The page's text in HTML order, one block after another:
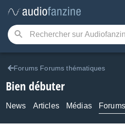
Forums Forums thématiques
Bien débuter
News Articles Médias Forums